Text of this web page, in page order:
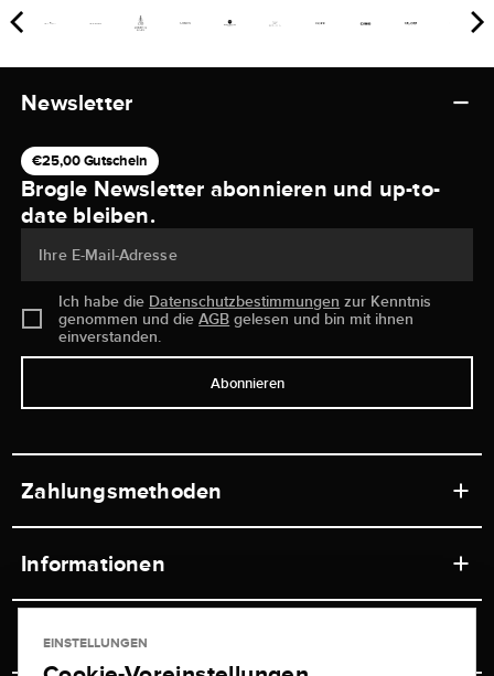
Newsletter
€25,00 Gutschein
Brogle Newsletter abonnieren und up-to-
date bleiben.
Ihre E-Mail-Adresse
Ich habe die Datenschutzbestimmungen zur Kenntnis
genommen und dieAGB gelesen und bin mit ihnen
einverstanden.
Abonnieren
Zahlungsmethoden
Informationen
Ladengeschäft
Service
EINSTELLUNGEN